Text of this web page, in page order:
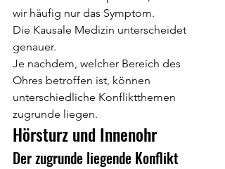
wir häufig nur das Symptom.
Die Kausale Medizin unterscheidet
genauer.
Je nachdem, welcher Bereich des
Ohres betroffen ist, können
unterschiedliche Konfliktthemen
zugrunde liegen.
Hörsturz und Innenohr
Der zugrunde liegende Konflikt